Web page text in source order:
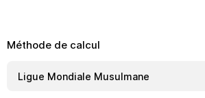
Méthode de calcul